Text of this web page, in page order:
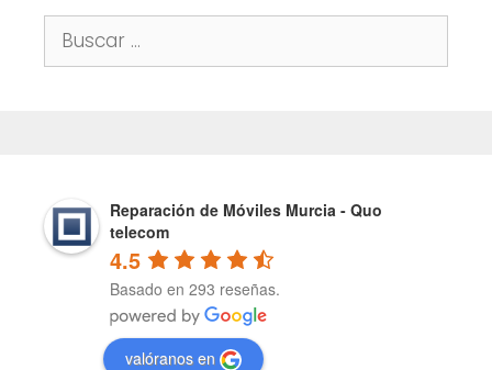
Buscar:
Reparación de Móviles Murcia - Quo
telecom
4.5
Basado en 293 reseñas.
valóranos en